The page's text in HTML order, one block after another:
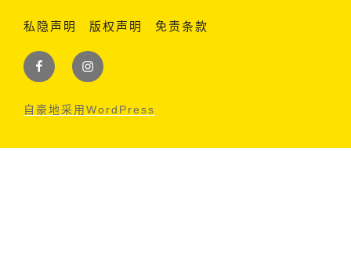
私隐声明 版权声明 免责条款
FacebookInstagram
自豪地采用WordPress